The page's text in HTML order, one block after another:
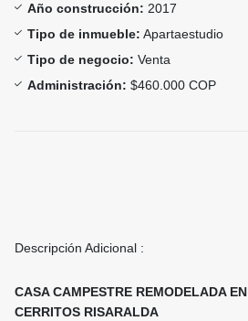
Año construcción: 2017
Tipo de inmueble: Apartaestudio
Tipo de negocio: Venta
Administración: $460.000 COP
Descripción Adicional :
CASA CAMPESTRE REMODELADA EN
CERRITOS RISARALDA